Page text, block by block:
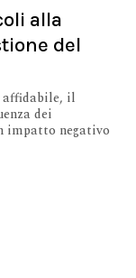
alla
del
affidabile, il
dei
impatto negativo